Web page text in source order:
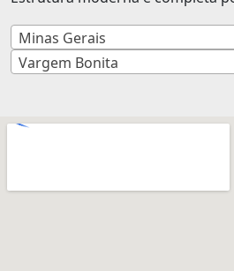
Minas Gerais
Vargem Bonita